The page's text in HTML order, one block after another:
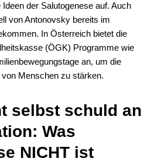
der Salutogenese auf. Auch
von Antonovsky bereits im
In Österreich bietet die
(ÖGK) Programme wie
an, um die
Menschen zu stärken.
selbst schuld an
Was
NICHT ist